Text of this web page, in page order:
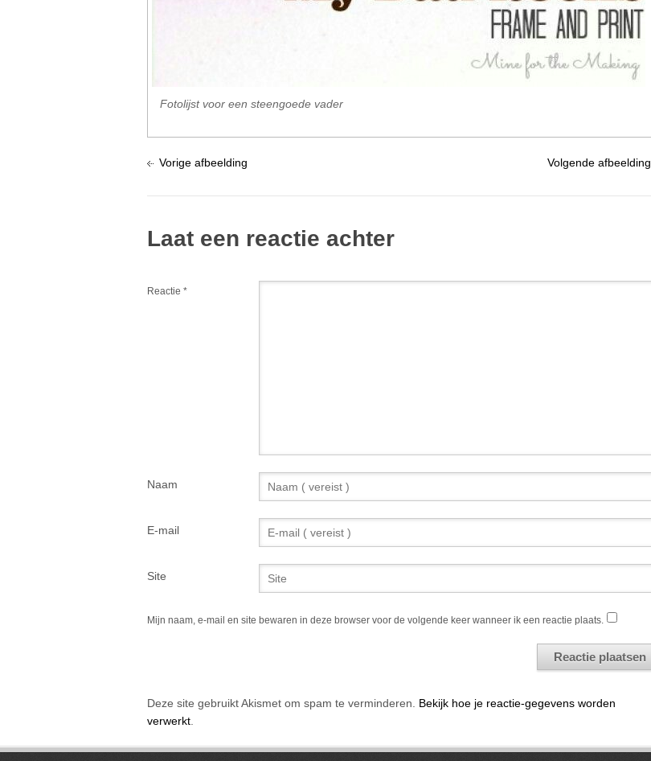
Fotolijst voor een steengoede vader
Vorige afbeelding Volgende afbeelding
Laat een reactie achter
Reactie *
Naam
E-mail
Site
Mijn naam, e-mail en site bewaren in deze browser voor de volgende keer wanneer ik een reactie plaats.
Alternative:
Deze site gebruikt Akismet om spam te verminderen. Bekijk hoe je reactie-gegevens worden
verwerkt